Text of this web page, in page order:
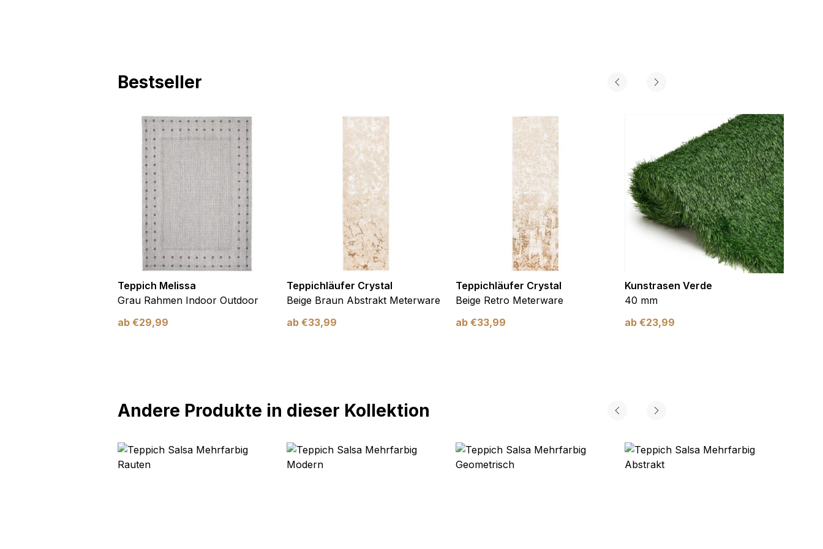
Bestseller
Teppich Melissa
Grau Rahmen Indoor Outdoor
ab €29,99
Teppichläufer Crystal
Beige Braun Abstrakt Meterware
ab €33,99
Teppichläufer Crystal
Beige Retro Meterware
ab €33,99
Kunstrasen Verde
40 mm
ab €23,99
Andere Produkte in dieser Kollektion